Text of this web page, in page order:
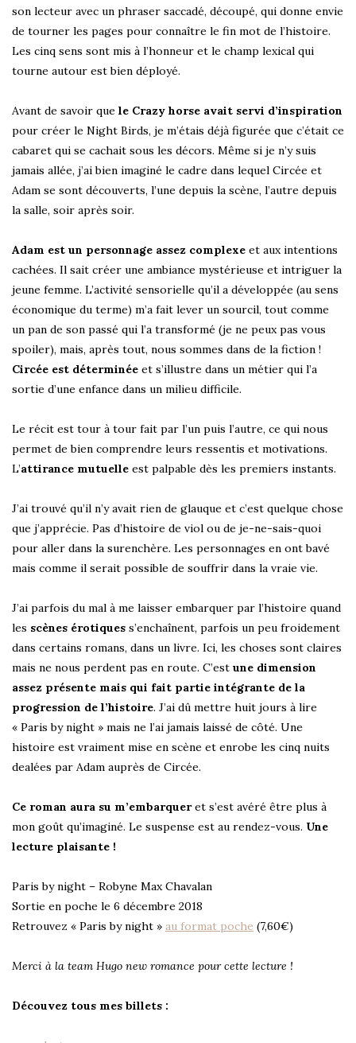
son lecteur avec un phraser saccadé, découpé, qui donne envie
de tourner les pages pour connaître le fin mot de l’histoire.
Les cinq sens sont mis à l’honneur et le champ lexical qui
tourne autour est bien déployé.
Avant de savoir que le Crazy horse avait servi d’inspiration
pour créer le Night Birds, je m’étais déjà figurée que c’était ce
cabaret qui se cachait sous les décors. Même si je n’y suis
jamais allée, j’ai bien imaginé le cadre dans lequel Circée et
Adam se sont découverts, l’une depuis la scène, l’autre depuis
la salle, soir après soir.
Adam est un personnage assez complexe et aux intentions
cachées. Il sait créer une ambiance mystérieuse et intriguer la
jeune femme. L’activité sensorielle qu’il a développée (au sens
économique du terme) m’a fait lever un sourcil, tout comme
un pan de son passé qui l’a transformé (je ne peux pas vous
spoiler), mais, après tout, nous sommes dans de la fiction !
Circée est déterminée et s’illustre dans un métier qui l’a
sortie d’une enfance dans un milieu difficile.
Le récit est tour à tour fait par l’un puis l’autre, ce qui nous
permet de bien comprendre leurs ressentis et motivations.
L’attirance mutuelle est palpable dès les premiers instants.
J’ai trouvé qu’il n’y avait rien de glauque et c’est quelque chose
que j’apprécie. Pas d’histoire de viol ou de je-ne-sais-quoi
pour aller dans la surenchère. Les personnages en ont bavé
mais comme il serait possible de souffrir dans la vraie vie.
J’ai parfois du mal à me laisser embarquer par l’histoire quand
les scènes érotiques s’enchaînent, parfois un peu froidement
dans certains romans, dans un livre. Ici, les choses sont claires
mais ne nous perdent pas en route. C’est une dimension
assez présente mais qui fait partie intégrante de la
progression de l’histoire. J’ai dû mettre huit jours à lire
« Paris by night » mais ne l’ai jamais laissé de côté. Une
histoire est vraiment mise en scène et enrobe les cinq nuits
dealées par Adam auprès de Circée.
Ce roman aura su m’embarqueret s’est avéré être plus à
mon goût qu’imaginé. Le suspense est au rendez-vous. Une
lecture plaisante !
Paris by night – Robyne Max Chavalan
Sortie en poche le 6 décembre 2018
Retrouvez « Paris by night » au format poche (7,60€)
Merci à la team Hugo new romance pour cette lecture !
Découvez tous mes billets :